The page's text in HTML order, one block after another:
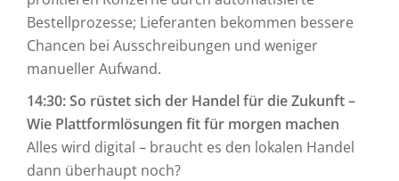
Bestellprozesse; Lieferanten bekommen bessere
Chancen bei Ausschreibungen und weniger
manueller Aufwand.
14:30: So rüstet sich der Handel für die Zukunft –
Wie Plattformlösungen fit für morgen machen
Alles wird digital – braucht es den lokalen Handel
dann überhaupt noch?